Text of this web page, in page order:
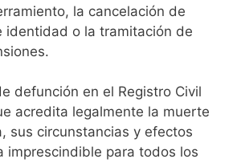
la cancelación de
identidad o la tramitación de
defunción en el Registro Civil
acredita legalmente la muerte
sus circunstancias y efectos
imprescindible para todos los